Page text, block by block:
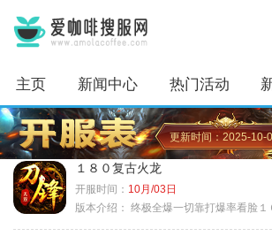
主页 新闻中心 热门活动
更新时间：2025-10-
１８０复古火龙
开服时间： 10月/03日
版本介绍： 终极全爆一切靠打爆率看脸１